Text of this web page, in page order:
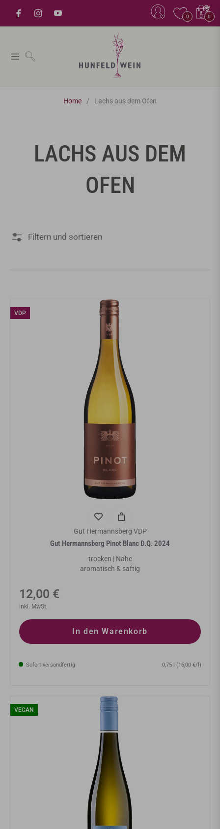
0 0
Navigation
Home / Lachs aus dem Ofen
TITEL:
LACHS AUS DEM
OFEN
Filtern und sortieren
VDP
Gut Hermannsberg VDP
Gut Hermannsberg Pinot Blanc D.Q. 2024
trocken | Nahe
aromatisch & saftig
Normaler
Preis
12,00 €
inkl. MwSt.
In den Warenkorb
Sofort versandfertig 0,75 l (16,00 €/l)
VEGAN